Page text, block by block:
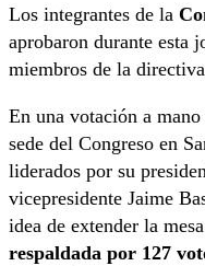
Los integrantes de la
aprobaron durante esta
miembros de la
En una votación a
sede del Congreso en
liderados por su
vicepresidente Jaime
idea de extender la
respaldada por 127